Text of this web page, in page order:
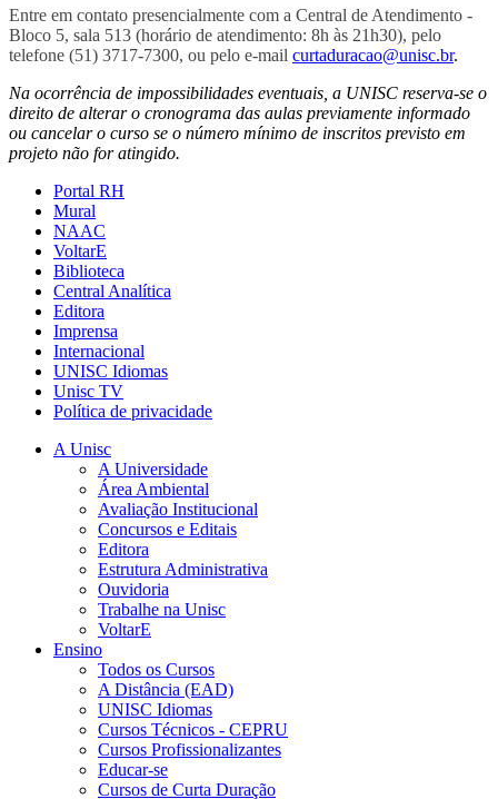
Entre em contato presencialmente com a Central de Atendimento -
Bloco 5, sala 513 (horário de atendimento: 8h às 21h30), pelo
telefone (51) 3717-7300, ou pelo e-mail curtaduracao@unisc.br.
Na ocorrência de impossibilidades eventuais, a UNISC reserva-se o
direito de alterar o cronograma das aulas previamente informado
ou cancelar o curso se o número mínimo de inscritos previsto em
projeto não for atingido.
Portal RH
Mural
NAAC
VoltarE
Biblioteca
Central Analítica
Editora
Imprensa
Internacional
UNISC Idiomas
Unisc TV
Política de privacidade
A Unisc
A Universidade
Área Ambiental
Avaliação Institucional
Concursos e Editais
Editora
Estrutura Administrativa
Ouvidoria
Trabalhe na Unisc
VoltarE
Ensino
Todos os Cursos
A Distância (EAD)
UNISC Idiomas
Cursos Técnicos - CEPRU
Cursos Profissionalizantes
Educar-se
Cursos de Curta Duração